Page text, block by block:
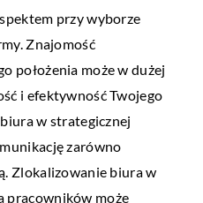
przy wyborze
Znajomość
położenia może w dużej
i efektywność Twojego
w strategicznej
zarówno
Zlokalizowanie biura w
pracowników może